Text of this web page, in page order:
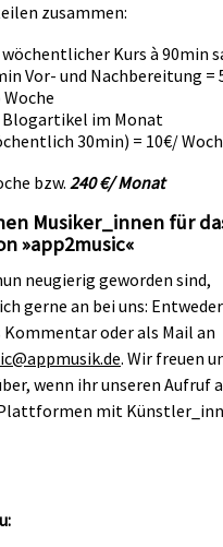
zusammen:
wöchentlicher Kurs à 90min
Vor- und Nachbereitung =
Blogartikel im Monat
30min) = 10€/
bzw. 240 €/ Monat
Musiker_innen für
»app2music«
neugierig geworden sind,
gerne an bei uns: Entweder
oder als Mail an
. Wir freuen
wenn ihr unseren Aufruf
mit